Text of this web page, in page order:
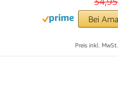
Bei
Preis inkl.